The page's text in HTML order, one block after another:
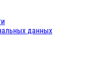
данных